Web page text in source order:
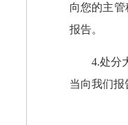
向您的主
报告。
4.处分
当向我们报